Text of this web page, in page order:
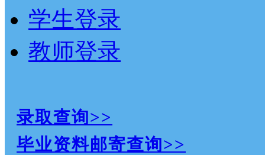
学生登录
教师登录
录取查询>>
毕业资料邮寄查询>>